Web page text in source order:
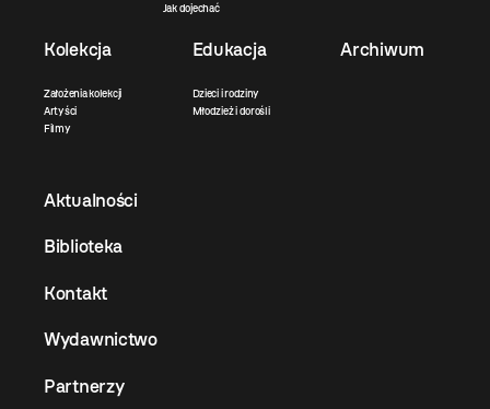
Jak dojechać
Kolekcja
Założenia kolekcji
Artyści
Filmy
Edukacja
Dzieci i rodziny
Młodzież i dorośli
Archiwum
Aktualności
Biblioteka
Kontakt
Wydawnictwo
Partnerzy